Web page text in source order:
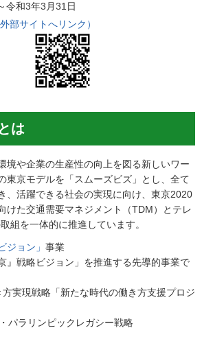
令和3年3月31日
部サイトへリンク）
は
境や企業の生産性の向上を図る新しいワー
東京モデルを「スムーズビズ」とし、全て
、活躍できる社会の実現に向け、東京2020
けた交通需要マネジメント（TDM）とテレ
組を一体的に推進しています。
ジョン」 事業
』戦略ビジョン」を推進する先導的事業で
実現戦略「新たな時代の働き方支援プロジ
パラリンピックレガシー戦略